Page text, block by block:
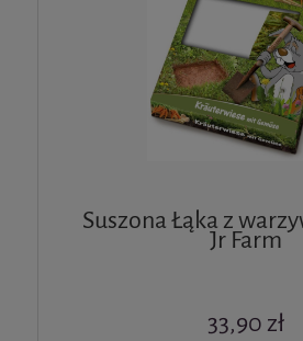
Suszona Łąka z
Jr Farm
33,90 zł